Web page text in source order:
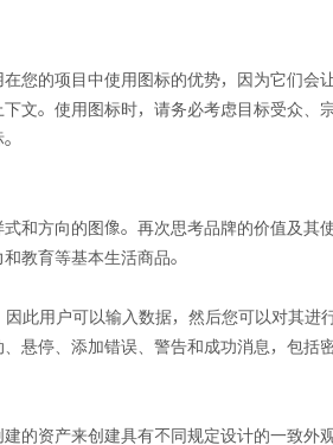
您的项目中使用图标的优势，因为它们
文。使用图标时，请务必考虑目标受众、
和方向的图像。再次思考品牌的价值及
教育等基本生活商品。
此用户可以输入数据，然后您可以对其进
停、添加错误、警告和成功消息，包括
的资产来创建具有不同规定设计的一致外